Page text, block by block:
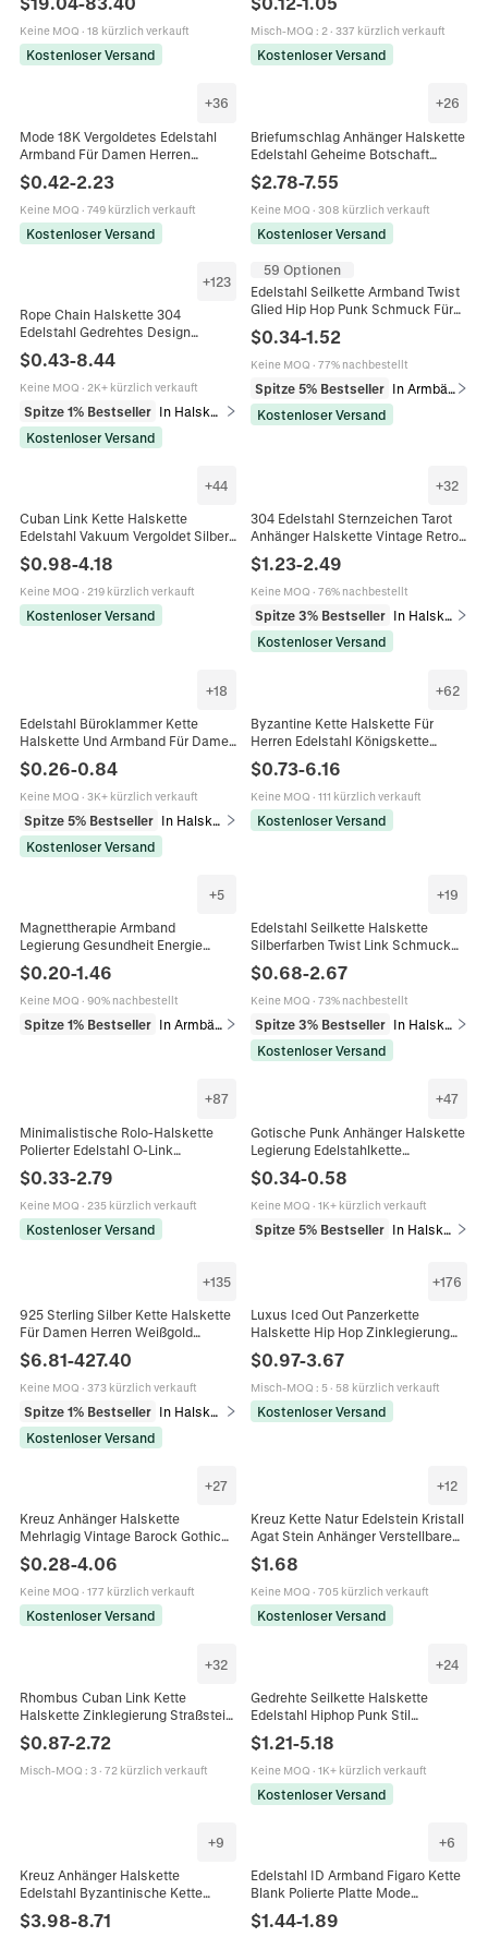
Herren Unisex Mode
Keine MOQ · 18 kürzlich verkauft
Kostenloser Versand
Schmuckherstellung Herren
Damen
Misch-MOQ : 2· 337 kürzlich verkauft
Kostenloser Versand
+36
Mode 18K Vergoldetes Edelstahl
Armband Für Damen Herren
Panzerkette Link Armband
Schmuck Geschenk
$0.42-2.23
Keine MOQ · 749 kürzlich verkauft
Kostenloser Versand
+26
Briefumschlag Anhänger Halskette
Edelstahl Geheime Botschaft
Romantischer Versteckter Hinweis
Schmuck
$2.78-7.55
Keine MOQ · 308 kürzlich verkauft
Kostenloser Versand
+123
Rope Chain Halskette 304
Edelstahl Gedrehtes Design
Minimalistischer Hip Hop Schmuck
Für Damen Herren
$0.43-8.44
Keine MOQ · 2K+ kürzlich verkauft
Spitze 1% Bestseller
In Halsketten
Kostenloser Versand
59 Optionen
Edelstahl Seilkette Armband Twist
Glied Hip Hop Punk Schmuck Für
$0.34-1.52
Keine MOQ · 77% nachbestellt
Spitze 5% Bestseller
Kostenloser Versand
+44
Cuban Link Kette Halskette
Edelstahl Vakuum Vergoldet Silber
Farbe Minimalistisch Hip Hop Punk
Schmuck Für Herren Damen
$0.98-4.18
Keine MOQ · 219 kürzlich verkauft
Kostenloser Versand
+32
304 Edelstahl Sternzeichen Tarot
Anhänger Halskette Vintage Retro
Rechteckige Sternbild Etikett
Bordsteinkette Schmuck Herren
Damen
$1.23-2.49
Keine MOQ · 76% nachbestellt
Spitze 3% Bestseller
In Halsketten
Kostenloser Versand
+18
Edelstahl Büroklammer Kette
Halskette Und Armband Für Damen
Schmuck Zubehör Poliert
$0.26-0.84
Keine MOQ · 3K+ kürzlich verkauft
Spitze 5% Bestseller
Kostenloser Versand
+62
Byzantine Kette Halskette Für
Herren Edelstahl Königskette
Quadratische Schnalle Einfach
$0.73-6.16
Keine MOQ · 111 kürzlich verkauft
Kostenloser Versand
+5
Magnettherapie Armband
Legierung Gesundheit Energie
Negativ Ionen Heilung Gliederkette
Schmuck Für Männer Verstellbares
Stilvolles Accessoire
$0.20-1.46
Keine MOQ · 90% nachbestellt
Spitze 1% Bestseller In Armbänder
+19
Edelstahl Seilkette Halskette
Silberfarben Twist Link Schmuck
Für Männer Frauen Hip Hop Punk
Rock Stil
$0.68-2.67
Keine MOQ · 73% nachbestellt
Spitze 3% Bestseller
In Halsketten
Kostenloser Versand
+87
Minimalistische Rolo-Halskette
Polierter Edelstahl O-Link
Damen Und Herren
$0.33-2.79
Keine MOQ · 235 kürzlich verkauft
Kostenloser Versand
+47
Gotische Punk Anhänger Halskette
Legierung Edelstahlkette
Tier Schmuck Herren Damen
$0.34-0.58
Keine MOQ · 1K+ kürzlich verkauft
Spitze 5% Bestseller
+135
925 Sterling Silber Kette Halskette
Für Damen Herren Weißgold
Vergoldet Minimalistische
Gliederkette Box Cuban Snake DIY
Schmuck
$6.81-427.40
Keine MOQ · 373 kürzlich verkauft
Spitze 1% Bestseller
In Halsketten
Kostenloser Versand
+176
Luxus Iced Out Panzerkette
Halskette Hip Hop Zinklegierung
Strass Choker Herren Damen Party
Schmuck Streetwear Stil
$0.97-3.67
Misch-MOQ : 5· 58 kürzlich verkauft
Kostenloser Versand
+27
Kreuz Anhänger Halskette
Mehrlagig Vintage Barock Gothic
Schmuck Legierung Mit Strass
Künstliche Perle Für Damen Herren
$0.28-4.06
Keine MOQ · 177 kürzlich verkauft
Kostenloser Versand
+12
Kreuz Kette Natur Edelstein Kristall
Agat Stein Anhänger Verstellbare
Schwarze Gewebte Schnur
Religiöses Geschenk Vintage
$1.68
Keine MOQ · 705 kürzlich verkauft
Kostenloser Versand
+32
Rhombus Cuban Link Kette
Halskette Zinklegierung Straßstein
Iced Out Hip Hop Schmuck Für
Damen Herren
$0.87-2.72
Misch-MOQ : 3· 72 kürzlich verkauft
+24
Gedrehte Seilkette Halskette
Edelstahl Hiphop Punk Stil
Minimalistischer Schmuck Für
Männer Frauen Galvanisierte
Gliederkette
$1.21-5.18
Keine MOQ · 1K+ kürzlich verkauft
Kostenloser Versand
+9
Kreuz Anhänger Halskette
Edelstahl Byzantinische Kette
Kabel Inlay Punk Stil Herren
Schmuck Mode Accessoires
$3.98-8.71
+6
Edelstahl ID Armband Figaro Kette
Blank Polierte Platte Mode
Schmuck Für Herren Damen Kinder
$1.44-1.89